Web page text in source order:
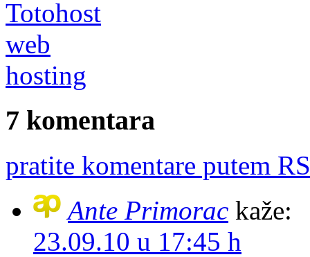
7 komentara
pratite komentare putem
Ante Primorac kaže:
23.09.10 u 17:45 h